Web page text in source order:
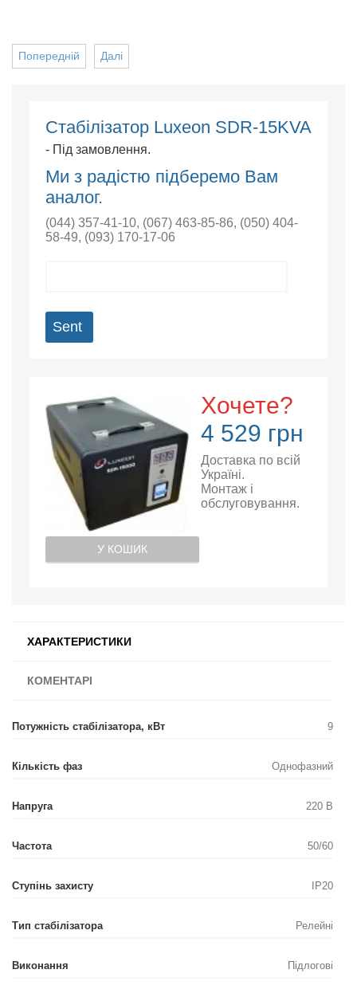
Далі
Попередній
Стабілізатор Luxeon SDR-15KVA
- Під замовлення.
Ми з радістю підберемо Вам
аналог.
(044) 357-41-10, (067) 463-85-86, (050) 404-
58-49, (093) 170-17-06
Sent
Хочете?
4 529 грн
Доставка по всій
Україні.
Монтаж і
обслуговування.
У КОШИК
ХАРАКТЕРИСТИКИ
КОМЕНТАРІ
Потужність стабілізатора, кВт 9
Кількість фаз Однофазний
Напруга 220 В
Частота 50/60
Ступінь захисту IP20
Тип стабілізатора Релейні
Виконання Підлогові